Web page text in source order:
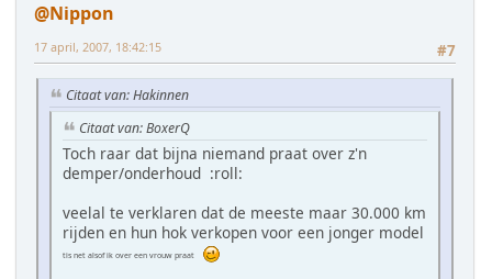
@Nippon
#7
17 april, 2007, 18:42:15
Citaat van: Hakinnen
Citaat van: BoxerQ
Toch raar dat bijna niemand praat over z'n
demper/onderhoud :roll:
veelal te verklaren dat de meeste maar 30.000 km
rijden en hun hok verkopen voor een jonger model
tis net alsof ik over een vrouw praat